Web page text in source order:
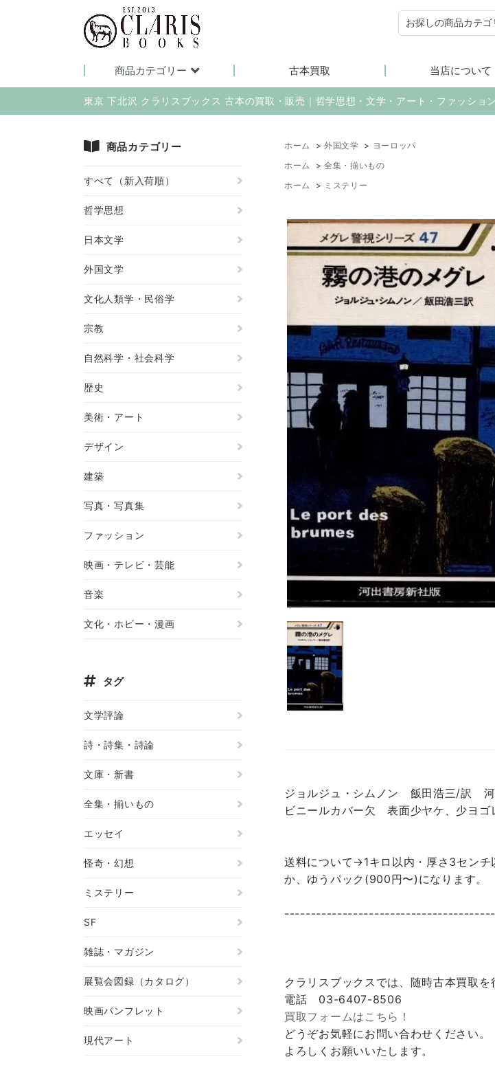
商品カテゴリー 古本買取 当店について
東京 下北沢 クラリスブックス 古本の買取・販売｜哲学思想・文学・アート・ファッショ
ホーム > 外国文学 > ヨーロッパ
ホーム
> 全集・揃いもの
ホーム
> ミステリー
ジョルジュ・シムノン 飯田浩三/訳
ビニールカバー欠 表面少ヤケ、少ヨ
送料について→1キロ以内・厚さ3セン
か、ゆうパック(900円〜)になります。
クラリスブックスでは、随時古本買取を
電話 03-6407-8506
買取フォームはこちら！
どうぞお気軽にお問い合わせください。
よろしくお願いいたします。
商品カテゴリー
すべて（新入荷順）
哲学思想
日本文学
外国文学
文化人類学・民俗学
宗教
自然科学・社会科学
歴史
美術・アート
デザイン
建築
写真・写真集
ファッション
映画・テレビ・芸能
音楽
文化・ホビー・漫画
タグ
文学評論
詩・詩集・詩論
文庫・新書
全集・揃いもの
エッセイ
怪奇・幻想
ミステリー
SF
雑誌・マガジン
展覧会図録（カタログ）
映画パンフレット
現代アート